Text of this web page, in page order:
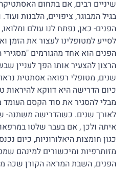
שיניים רבים, אם בתחום
בגיל המבוגר, ציפויים, הלבנות
הפנים- כאן, נפתח לנו עולם
לסייע למטופלינו לעצור את הזמן
הפנים הוא אחד מהגורמים "מסגירי
שנים, מטופלי רפואה אסתטית
כיום הדרישה היא דווקא להיראות
מבלי להסגיר את סוד הקסם העומד
לאורך שנים. כשהדרישה משתנה-
איתה ולכן , אם בעבר שלטו
כגון חומצות היאלורוניות, כיום
מזותרפיות ומיכשורים למינהם
הפנים, השבת המראה הקורן שכה